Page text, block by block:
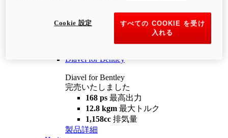
12.2 kgm
最大トルク
装備重量（燃料を除く）
Diavel for Bentley
Diavel for Bentley
完売いたしました
168 ps 最高出力
12.8 kgm 最大トルク
1,158cc 排気量
製品詳細
すべての COOKIE を受け
入れる
Cookie 設定